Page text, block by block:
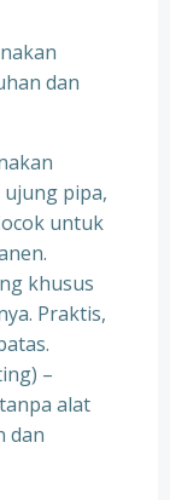
dan
pipa,
untuk
khusus
Praktis,
–
alat
dan